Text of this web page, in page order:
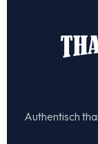
Authentisch